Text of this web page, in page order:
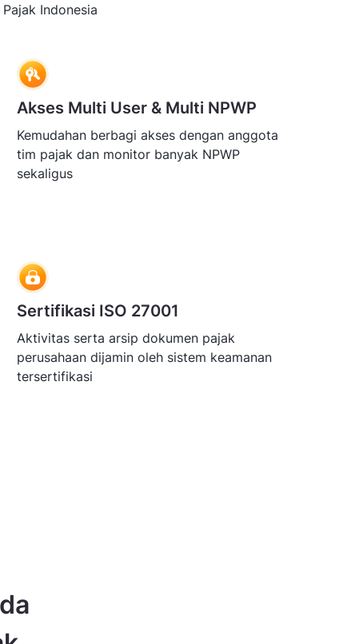
Indonesia
Akses Multi User & Multi NPWP
Kemudahan berbagi akses dengan anggota
tim pajak dan monitor banyak NPWP
sekaligus
Sertifikasi ISO 27001
Aktivitas serta arsip dokumen pajak
perusahaan dijamin oleh sistem keamanan
tersertifikasi